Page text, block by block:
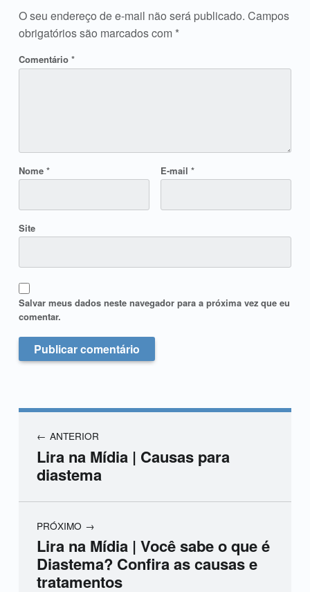
O seu endereço de e-mail não será publicado. Campos
obrigatórios são marcados com *
Comentário *
Nome * E-mail *
Site
Salvar meus dados neste navegador para a próxima vez que eu
comentar.
ANTERIOR
Lira na Mídia | Causas para
diastema
PRÓXIMO
Lira na Mídia | Você sabe o que é
Diastema? Confira as causas e
tratamentos